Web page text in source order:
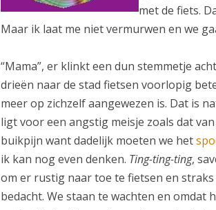
met de fiets.
Maar ik laat me niet vermurwen en we
“Mama”, er klinkt een dun stemmetje
drieën naar de stad fietsen voorlopig
meer op zichzelf aangewezen is. Dat is
ligt voor een angstig meisje zoals dat
buikpijn want dadelijk moeten we het
ik kan nog even denken. Ting-ting-ting,
om er rustig naar toe te fietsen en straks
bedacht. We staan te wachten en omdat